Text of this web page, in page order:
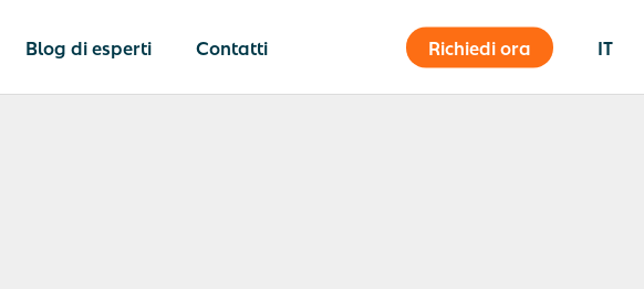
Blog di esperti Contatti Richiedi ora IT